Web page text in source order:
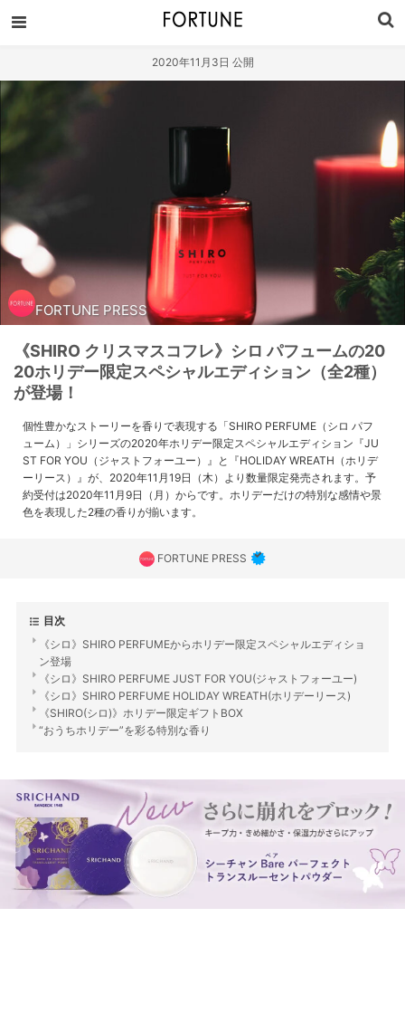
2020年11月3日 公開
FORTUNE PRESS
《SHIRO クリスマスコフレ》シロ パフュームの20
20ホリデー限定スペシャルエディション（全2種）
が登場！
個性豊かなストーリーを香りで表現する「SHIRO PERFUME（シロ パフ
ューム）」シリーズの2020年ホリデー限定スペシャルエディション『JU
ST FOR YOU（ジャストフォーユー）』と『HOLIDAY WREATH（ホリデ
ーリース）』が、2020年11月19日（木）より数量限定発売されます。予
約受付は2020年11月9日（月）からです。ホリデーだけの特別な感情や景
色を表現した2種の香りが揃います。
FORTUNE PRESS
目次
《シロ》SHIRO PERFUMEからホリデー限定スペシャルエディショ
ン登場
《シロ》SHIRO PERFUME JUST FOR YOU(ジャストフォーユー)
《シロ》SHIRO PERFUME HOLIDAY WREATH(ホリデーリース)
《SHIRO(シロ)》ホリデー限定ギフトBOX
“おうちホリデー”を彩る特別な香り